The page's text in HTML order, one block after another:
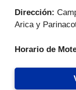
Dirección:
Arica y
Horario de